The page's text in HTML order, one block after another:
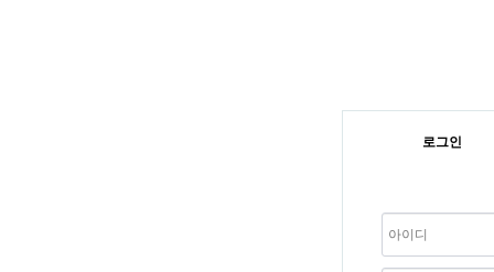
로그인